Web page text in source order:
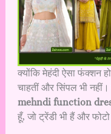
क्योंकि मेहंदी ऐसा फंक्शन
चाहतीं और सिंपल भी
mehndi function
हूँ, जो ट्रेंडी भी हैं और